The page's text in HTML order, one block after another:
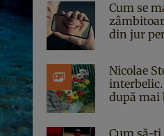
Cum se
din jur
Nicolae
interbelic.
după mai
Cum să-ți